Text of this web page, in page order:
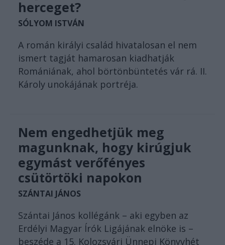
herceget?
SÓLYOM ISTVÁN
A román királyi család hivatalosan el nem
ismert tagját hamarosan kiadhatják
Romániának, ahol börtönbüntetés vár rá. II.
Károly unokájának portréja.
Nem engedhetjük meg
magunknak, hogy kirúgjuk
egymást verőfényes
csütörtöki napokon
SZÁNTAI JÁNOS
Szántai János kollégánk – aki egyben az
Erdélyi Magyar Írók Ligájának elnöke is –
beszéde a 15. Kolozsvári Ünnepi Könyvhét